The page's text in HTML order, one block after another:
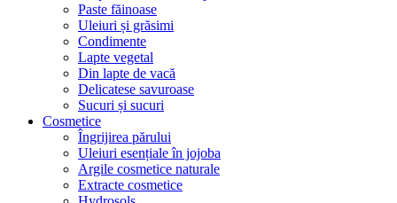
Paste făinoase
Uleiuri și grăsimi
Condimente
Lapte vegetal
Din lapte de vacă
Delicatese savuroase
Sucuri și sucuri
Cosmetice
Îngrijirea părului
Uleiuri esențiale în jojoba
Argile cosmetice naturale
Extracte cosmetice